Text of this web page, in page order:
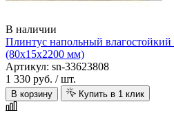
В наличии
Плинтус напольный
(80х15х2200 мм)
Артикул: sn-33623808
1 330 руб. / шт.
В корзину Купить в 1 клик